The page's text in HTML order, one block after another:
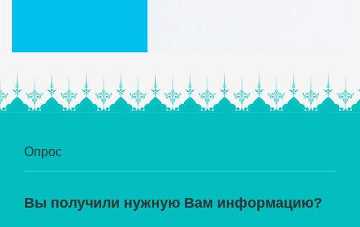
Опрос
Вы получили нужную Вам информацию?